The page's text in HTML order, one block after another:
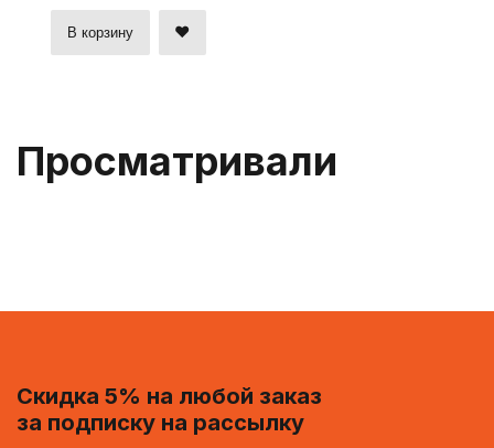
В корзину
Просматривали
Скидка 5% на любой заказ
за подписку на рассылку